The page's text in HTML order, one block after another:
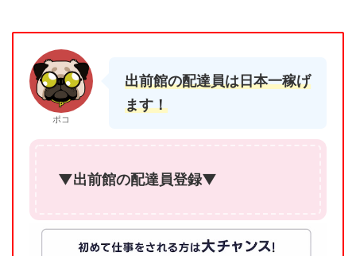
ポコ
出前館の配達員は日本一稼げ
ます！
▼出前館の配達員登録▼